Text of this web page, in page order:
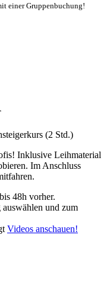
einer Gruppenbuchung!
(2 Std.)
Inklusive Leihmaterial
Im Anschluss
48h vorher.
und zum
Videos anschauen!